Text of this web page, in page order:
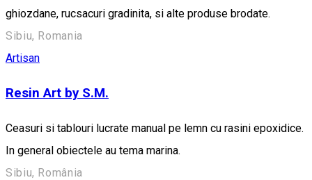
ghiozdane, rucsacuri gradinita, si alte produse brodate.
Sibiu, Romania
Artisan
Resin Art by S.M.
Ceasuri si tablouri lucrate manual pe lemn cu rasini epoxidice.
In general obiectele au tema marina.
Sibiu, România